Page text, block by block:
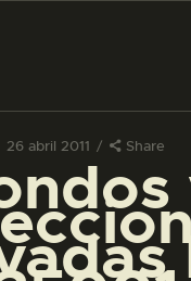
26 abril 2011 Share
LA VISITA